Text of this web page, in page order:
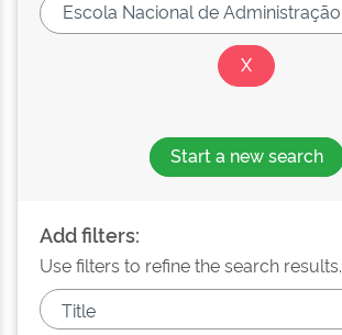
Start a new search
Add filters:
Use filters to refine the search results.